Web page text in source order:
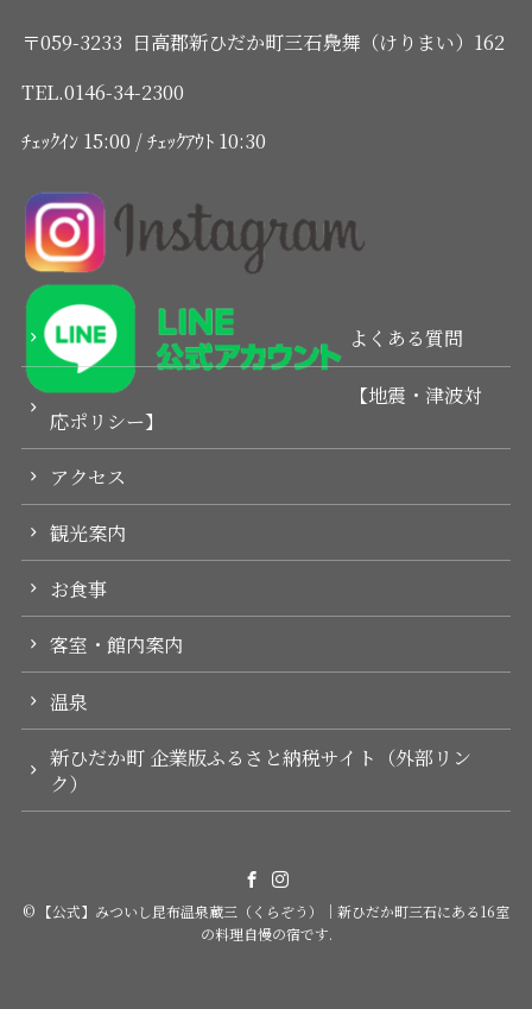
〒059-3233 日高郡新ひだか町三石鳧舞（けりまい）162
TEL.0146-34-2300
ﾁｪｯｸｲﾝ 15:00 / ﾁｪｯｸｱｳﾄ 10:30
よくある質問
【地震・津波対
応ポリシー】
アクセス
観光案内
お食事
客室・館内案内
温泉
新ひだか町 企業版ふるさと納税サイト（外部リン
ク）
© 【公式】みついし昆布温泉蔵三（くらぞう）｜新ひだか町三石にある16室
の料理自慢の宿です.